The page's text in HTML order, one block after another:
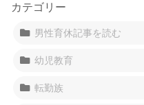
カテゴリー
男性育休記事を読む
幼児教育
転勤族